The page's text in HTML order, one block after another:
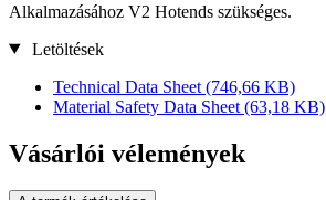
Alkalmazásához V2 Hotends szükséges.
Letöltések
Technical Data Sheet (746,66 KB)
Material Safety Data Sheet (63,18 KB)
Vásárlói vélemények